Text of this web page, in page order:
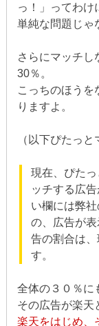
っ！」ってわけ
単純な問題じゃ
さらにマッチし
30％。
こっちのほうを
りますよ。
（以下ぴたっと
現在、ぴた
ッチする広
い欄には弊
の、広告が
告の割合は
す。
全体の３０％に
その広告が楽天
楽天をはじめ、